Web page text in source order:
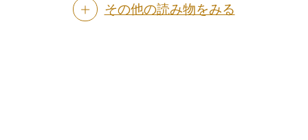
その他の読み物をみる